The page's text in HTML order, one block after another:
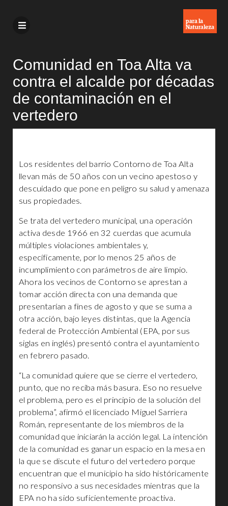
Comunidad en Toa Alta va
contra el alcalde por décadas
de contaminación en el
vertedero
Los residentes del barrio Contorno de Toa Alta
llevan más de 50 años con un vecino apestoso y
descuidado que pone en peligro su salud y amenaza
sus propiedades.
Se trata del vertedero municipal, una operación
activa desde 1966 en 32 cuerdas que acumula
múltiples violaciones ambientales y,
específicamente, por lo menos 25 años de
incumplimiento con parámetros de aire limpio.
Ahora los vecinos de Contorno se aprestan a
tomar acción directa con una demanda que
presentarían a fines de agosto y que se suma a
otra acción, bajo leyes distintas, que la Agencia
federal de Protección Ambiental (EPA, por sus
siglas en inglés) presentó contra el ayuntamiento
en febrero pasado.
“La comunidad quiere que se cierre el vertedero,
punto, que no reciba más basura. Eso no resuelve
el problema, pero es el principio de la solución del
problema”, afirmó el licenciado Miguel Sarriera
Román, representante de los miembros de la
comunidad que iniciarán la acción legal. La intención
de la comunidad es ganar un espacio en la mesa en
la que se discute el futuro del vertedero porque
encuentran que el municipio ha sido históricamente
no responsivo a sus necesidades mientras que la
EPA no ha sido suficientemente proactiva.